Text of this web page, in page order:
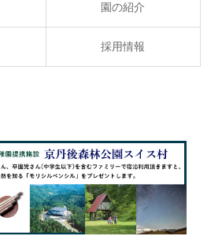
園の紹介
採用情報